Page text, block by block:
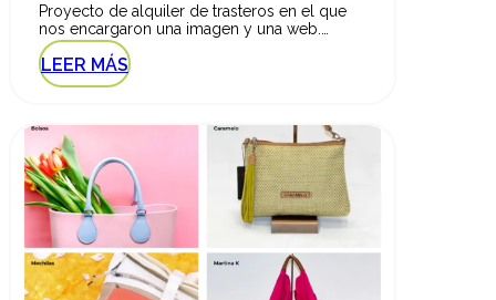
Proyecto de alquiler de trasteros en el que
nos encargaron una imagen y una web.…
LEER MÁS